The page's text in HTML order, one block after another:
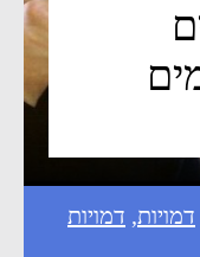
דמויות, דמויות